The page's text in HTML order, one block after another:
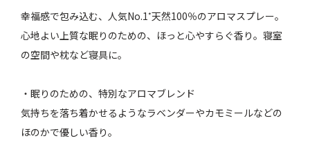
幸福感で包み込む、人気No.1*天然100％のアロマスプレー。
心地よい上質な眠りのための、ほっと心やすらぐ香り。寝室
の空間や枕など寝具に。
・眠りのための、特別なアロマブレンド
気持ちを落ち着かせるようなラベンダーやカモミールなどの
ほのかで優しい香り。